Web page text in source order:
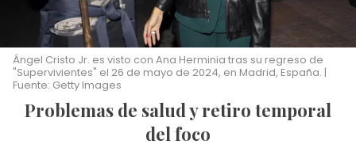
Ángel Cristo Jr. es visto con Ana Herminia tras su regreso de
"Supervivientes" el 26 de mayo de 2024, en Madrid, España. |
Fuente: Getty Images
Problemas de salud y retiro temporal
del foco